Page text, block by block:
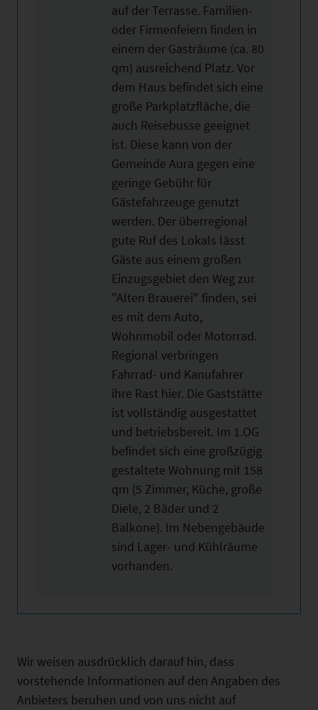
auf der Terrasse. Familien-
oder Firmenfeiern finden in
einem der Gasträume (ca. 80
qm) ausreichend Platz. Vor
dem Haus befindet sich eine
große Parkplatzfläche, die
auch Reisebusse geeignet
ist. Diese kann von der
Gemeinde Aura gegen eine
geringe Gebühr für
Gästefahrzeuge genutzt
werden. Der überregional
gute Ruf des Lokals lässt
Gäste aus einem großen
Einzugsgebiet den Weg zur
"Alten Brauerei" finden, sei
es mit dem Auto,
Wohnmobil oder Motorrad.
Regional verbringen
Fahrrad- und Kanufahrer
ihre Rast hier. Die Gaststätte
ist vollständig ausgestattet
und betriebsbereit. Im 1.OG
befindet sich eine großzügig
gestaltete Wohnung mit 158
qm (5 Zimmer, Küche, große
Diele, 2 Bäder und 2
Balkone). Im Nebengebäude
sind Lager- und Kühlräume
vorhanden.
Wir weisen ausdrücklich darauf hin, dass
vorstehende Informationen auf den Angaben des
Anbieters beruhen und von uns nicht auf